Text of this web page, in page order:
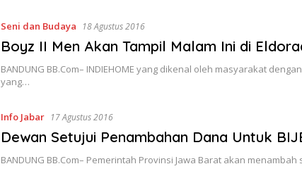
Seni dan Budaya 18 Agustus 2016
Boyz II Men Akan Tampil Malam Ini di
BANDUNG BB.Com– INDIEHOME yang dikenal oleh masyarakat
yang…
Info Jabar 17 Agustus 2016
Dewan Setujui Penambahan Dana Untuk
BANDUNG BB.Com– Pemerintah Provinsi Jawa Barat akan